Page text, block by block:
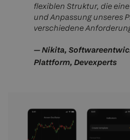
flexiblen Struktur, die
und Anpassung unseres
verschiedene
—Nikita,
Plattform, Devexperts